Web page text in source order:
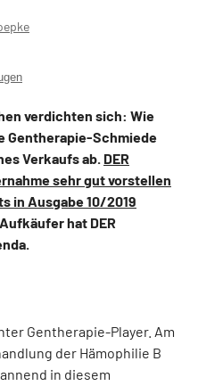
verdichten sich: Wie
Gentherapie-Schmiede
Verkaufs ab. DER
sehr gut vorstellen
in Ausgabe 10/2019
hat DER
Gentherapie-Player. Am
der Hämophilie B
in diesem